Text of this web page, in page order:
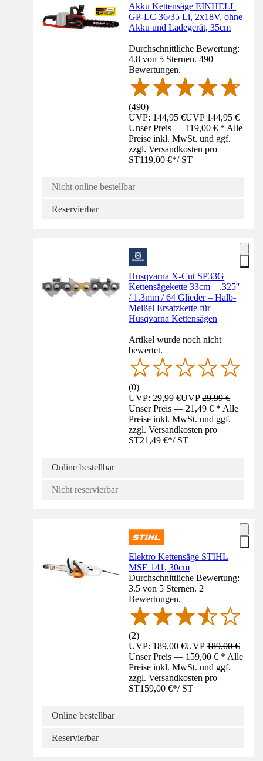
Akku Kettensäge EINHELL
GP-LC 36/35 Li, 2x18V, ohne
Akku und Ladegerät, 35cm
Durchschnittliche Bewertung:
4.8 von 5 Sternen. 490
Bewertungen.
(490)
UVP: 144,95 €UVP144,95 €
Unser Preis — 119,00 € * Alle
Preise inkl. MwSt. und ggf.
zzgl. Versandkosten pro
ST119,00 €*/ ST
Nicht online bestellbar
Reservierbar
Husqvarna X-Cut SP33G
Kettensägekette 33cm – .325''
/ 1.3mm / 64 Glieder – Halb-
Meißel Ersatzkette für
Husqvarna Kettensägen
Artikel wurde noch nicht
bewertet.
(0)
UVP: 29,99 €UVP29,99 €
Unser Preis — 21,49 € * Alle
Preise inkl. MwSt. und ggf.
zzgl. Versandkosten pro
ST21,49 €*/ ST
Online bestellbar
Nicht reservierbar
Elektro Kettensäge STIHL
MSE 141, 30cm
Durchschnittliche Bewertung:
3.5 von 5 Sternen. 2
Bewertungen.
(2)
UVP: 189,00 €UVP189,00 €
Unser Preis — 159,00 € * Alle
Preise inkl. MwSt. und ggf.
zzgl. Versandkosten pro
ST159,00 €*/ ST
Online bestellbar
Reservierbar